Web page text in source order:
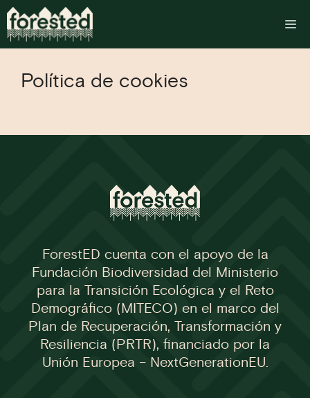
Saltar
contenido
Política de cookies
ForestED cuenta con el apoyo de la
Fundación Biodiversidad del Ministerio
para la Transición Ecológica y el Reto
Demográfico (MITECO) en el marco del
Plan de Recuperación, Transformación y
Resiliencia (PRTR), financiado por la
Unión Europea – NextGenerationEU.